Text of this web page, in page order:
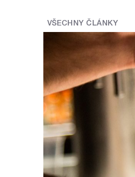
VŠECHNY ČLÁNKY